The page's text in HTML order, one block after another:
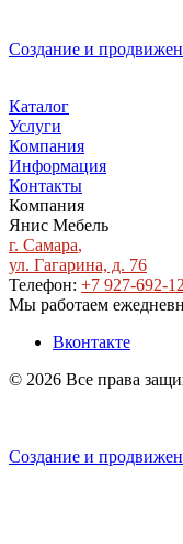
Создание и
Каталог
Услуги
Компания
Информация
Контакты
Компания
Янис Мебель
г. Самара,
ул. Гагарина, д. 76
Телефон: +7 927-692-
Мы работаем
Вконтакте
© 2026 Все права
Создание и